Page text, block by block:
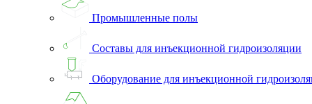
Промышленные полы
Составы для инъекционной гидроизоляции
Оборудование для инъекционной